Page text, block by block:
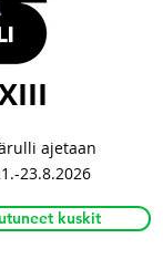
ajetaan
23.8.2026
kuskit